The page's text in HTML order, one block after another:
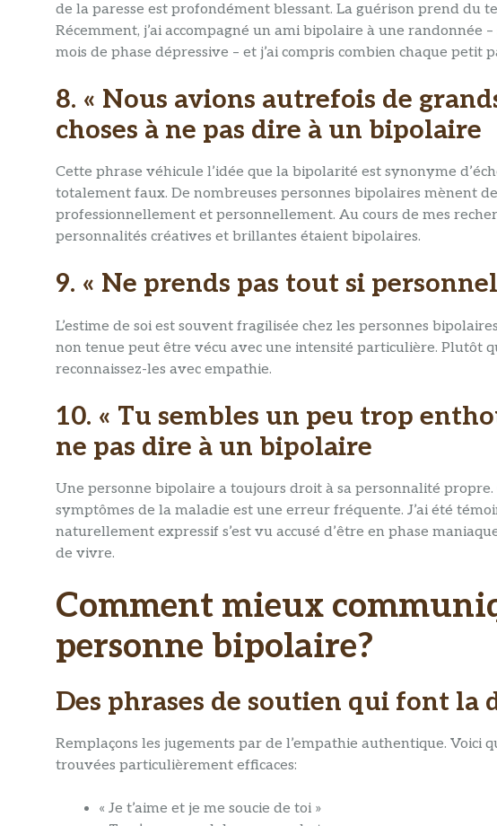
de la paresse est profondément blessant. La guérison prend du
Récemment, j’ai accompagné un ami bipolaire à une randonnée
mois de phase dépressive – et j’ai compris combien chaque
8. « Nous avions autrefois de
choses à ne pas dire à un bipolaire
Cette phrase véhicule l’idée que la bipolarité est synonyme
totalement faux. De nombreuses personnes bipolaires mènent
professionnellement et personnellement. Au cours de mes
personnalités créatives et brillantes étaient bipolaires.
9. « Ne prends pas tout si
L’estime de soi est souvent fragilisée chez les personnes
non tenue peut être vécu avec une intensité particulière. Plutôt
reconnaissez-les avec empathie.
10. « Tu sembles un peu trop
ne pas dire à un bipolaire
Une personne bipolaire a toujours droit à sa personnalité
symptômes de la maladie est une erreur fréquente. J’ai été
naturellement expressif s’est vu accusé d’être en phase
de vivre.
Comment mieux
personne bipolaire?
Des phrases de soutien qui font la
Remplaçons les jugements par de l’empathie authentique. Voici
trouvées particulièrement efficaces:
« Je t’aime et je me soucie de toi »